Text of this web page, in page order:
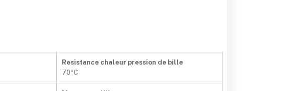
Resistance chaleur pression de bille
70ºC